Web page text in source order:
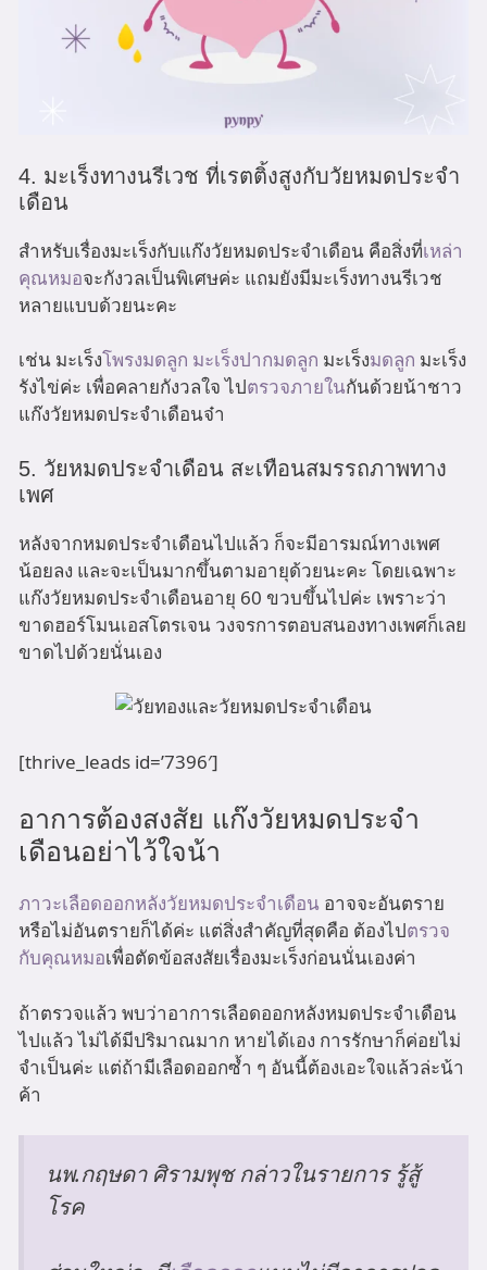
4. มะเร็งทางนรีเวช ที่เรตติ้งสูงกับวัยหมดประจำ
เดือน
สำหรับเรื่องมะเร็งกับแก๊งวัยหมดประจำเดือน คือสิ่งที่เหล่า
คุณหมอจะกังวลเป็นพิเศษค่ะ แถมยังมีมะเร็งทางนรีเวช
หลายแบบด้วยนะคะ
เช่น มะเร็งโพรงมดลูก มะเร็งปากมดลูก มะเร็งมดลูก มะเร็ง
รังไข่ค่ะ เพื่อคลายกังวลใจ ไปตรวจภายในกันด้วยน้าชาว
แก๊งวัยหมดประจำเดือนจ๋า
5. วัยหมดประจำเดือน สะเทือนสมรรถภาพทาง
เพศ
หลังจากหมดประจำเดือนไปแล้ว ก็จะมีอารมณ์ทางเพศ
น้อยลง และจะเป็นมากขึ้นตามอายุด้วยนะคะ โดยเฉพาะ
แก๊งวัยหมดประจำเดือนอายุ 60 ขวบขึ้นไปค่ะ เพราะว่า
ขาดฮอร์โมนเอสโตรเจน วงจรการตอบสนองทางเพศก็เลย
ขาดไปด้วยนั่นเอง
[thrive_leads id=’7396′]
อาการต้องสงสัย แก๊งวัยหมดประจำ
เดือนอย่าไว้ใจน้า
ภาวะเลือดออกหลังวัยหมดประจำเดือน อาจจะอันตราย
หรือไม่อันตรายก็ได้ค่ะ แต่สิ่งสำคัญที่สุดคือ ต้องไปตรวจ
กับคุณหมอเพื่อตัดข้อสงสัยเรื่องมะเร็งก่อนนั่นเองค่า
ถ้าตรวจแล้ว พบว่าอาการเลือดออกหลังหมดประจำเดือน
ไปแล้ว ไม่ได้มีปริมาณมาก หายได้เอง การรักษาก็ค่อยไม่
จำเป็นค่ะ แต่ถ้ามีเลือดออกซ้ำ ๆ อันนี้ต้องเอะใจแล้วล่ะน้า
ค้า
นพ.กฤษดา ศิรามพุช กล่าวในรายการ รู้สู้
โรค